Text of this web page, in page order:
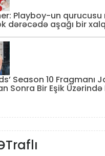
Playboy-un qurucusu
dərəcədə aşağı bir
Season 10 Fragmanı
Sonra Bir Eşik Üzərində